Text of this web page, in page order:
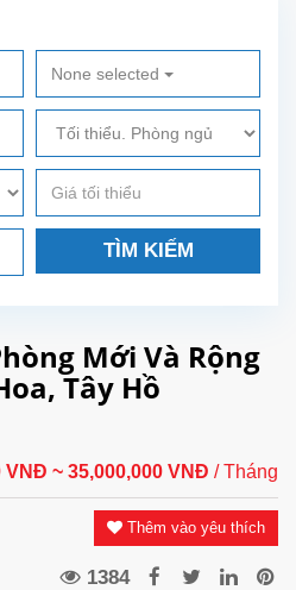
None selected
TÌM KIẾM
Mới Và Rộng
Tây Hồ
VNĐ ~ 35,000,000 VNĐ / Tháng
Thêm vào yêu thích
1384